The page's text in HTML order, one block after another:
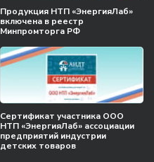
Продукция НТП «ЭнергияЛаб»
включена в реестр
Минпромторга РФ
Сертификат участника ООО
НТП «ЭнергияЛаб» ассоциации
предприятий индустрии
детских товаров